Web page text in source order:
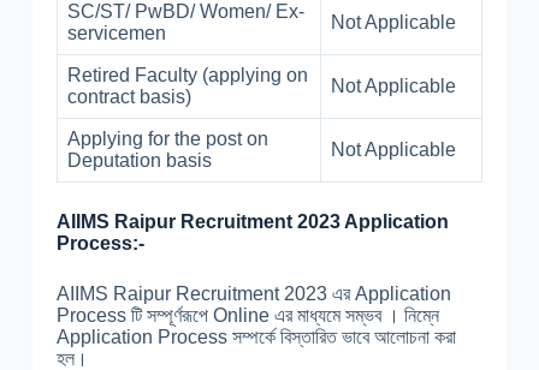
SC/ST/ PwBD/ Women/ Ex-
servicemen
Not Applicable
Retired Faculty (applying on
contract basis)
Not Applicable
Applying for the post on
Deputation basis
Not Applicable
AIIMS Raipur Recruitment 2023 Application
Process:-
AIIMS Raipur Recruitment 2023 এর Application
Process টি সম্পূর্ণরূপে Online এর মাধ্যমে সম্ভব । নিম্নে
Application Process সম্পর্কে বিস্তারিত ভাবে আলোচনা করা
হল।